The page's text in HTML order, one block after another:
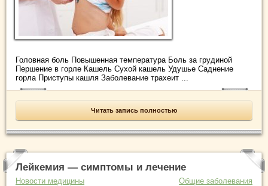
Головная боль Повышенная температура Боль за грудиной
Першение в горле Кашель Сухой кашель Удушье Саднение
горла Приступы кашля Заболевание трахеит ...
Читать запись полностью
Лейкемия — симптомы и лечение
Новости медицины Общие заболевания